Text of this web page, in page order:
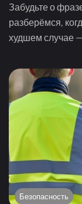
Забудьте о
разберёмся,
худшем случае
Безопасность